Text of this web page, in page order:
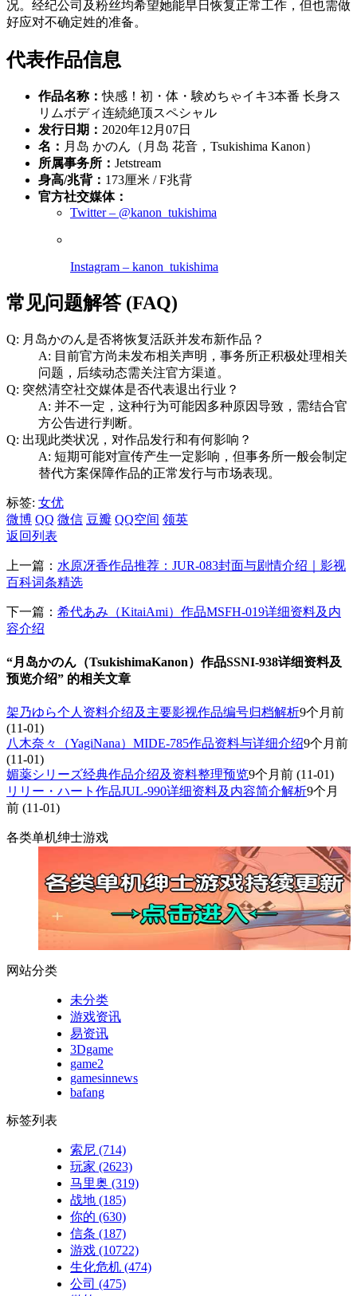
况。经纪公司及粉丝均希望她能早日恢复正常工作，但也需做
好应对不确定姓的准备。
代表作品信息
作品名称：快感！初・体・験めちゃイキ3本番 长身ス
リムボディ连続絶顶スペシャル
发行日期： 2020年12月07日
名： 月岛 かのん（月岛 花音，Tsukishima Kanon）
所属事务所： Jetstream
身高/兆背： 173厘米 / F兆背
官方社交媒体：
Twitter – @kanon_tukishima
Instagram – kanon_tukishima
常见问题解答 (FAQ)
Q: 月岛かのん是否将恢复活跃并发布新作品？
A: 目前官方尚未发布相关声明，事务所正积极处理相关
问题，后续动态需关注官方渠道。
Q: 突然清空社交媒体是否代表退出行业？
A: 并不一定，这种行为可能因多种原因导致，需结合官
方公告进行判断。
Q: 出现此类状况，对作品发行和有何影响？
A: 短期可能对宣传产生一定影响，但事务所一般会制定
替代方案保障作品的正常发行与市场表现。
标签: 女优
微博 QQ 微信 豆瓣 QQ空间 领英
返回列表
上一篇： 水原冴香作品推荐：JUR-083封面与剧情介绍｜影视
百科词条精选
下一篇： 希代あみ（KitaiAmi）作品MSFH-019详细资料及内
容介绍
“月岛かのん（TsukishimaKanon）作品SSNI-938详细资料及
预览介绍” 的相关文章
架乃ゆら个人资料介绍及主要影视作品编号归档解析9个月前
(11-01)
八木奈々（YagiNana）MIDE-785作品资料与详细介绍9个月前
(11-01)
媚薬シリーズ经典作品介绍及资料整理预览9个月前 (11-01)
リリー・ハート作品JUL-990详细资料及内容简介解析9个月
前 (11-01)
各类单机绅士游戏
网站分类
未分类
游戏资讯
易资讯
3Dgame
game2
gamesinnews
bafang
标签列表
索尼 (714)
玩家 (2623)
马里奥 (319)
战地 (185)
你的 (630)
信条 (187)
游戏 (10722)
生化危机 (474)
公司 (475)